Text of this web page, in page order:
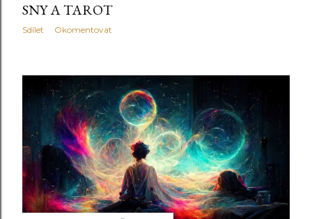
SNY A TAROT
Sdílet Okomentovat